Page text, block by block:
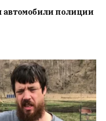
автомобили полиции